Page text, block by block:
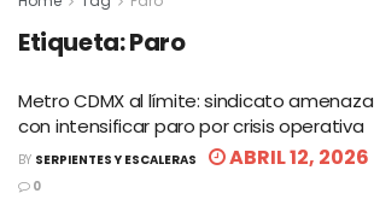
Etiqueta:Paro
Metro CDMX al límite: sindicato amenaza
con intensificar paro por crisis operativa
BY SERPIENTES Y ESCALERAS ABRIL 12, 2026
0